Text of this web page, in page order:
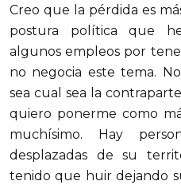
Creo que la pérdida es
postura política que
algunos empleos por
no negocia este tema.
sea cual sea la
quiero ponerme como
muchísimo. Hay
desplazadas de su
tenido que huir dejando